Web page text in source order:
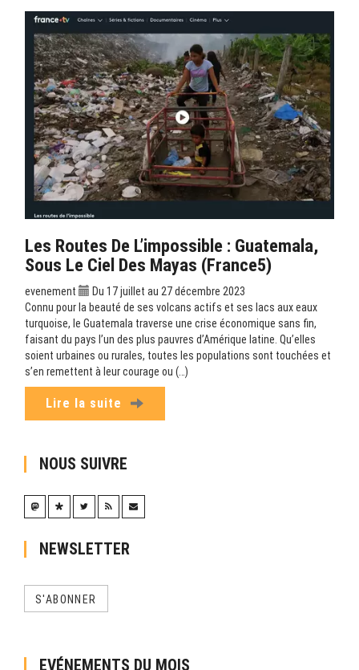
Les Routes De L’impossible : Guatemala,
Sous Le Ciel Des Mayas (France5)
evenement
Du 17 juillet au 27 décembre 2023
Connu pour la beauté de ses volcans actifs et ses lacs aux eaux
turquoise, le Guatemala traverse une crise économique sans fin,
faisant du pays l’un des plus pauvres d’Amérique latine. Qu’elles
soient urbaines ou rurales, toutes les populations sont touchées et
s’en remettent à leur courage ou (…)
Lire la suite
NOUS SUIVRE
NEWSLETTER
S'ABONNER
EVÉNEMENTS DU MOIS